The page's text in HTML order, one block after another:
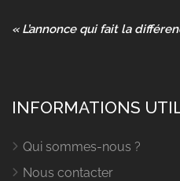
« L’annonce qui fait la
INFORMATIONS
Qui sommes-nous ?
Nous contacter